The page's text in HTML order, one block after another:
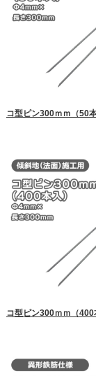
コ型ピン300ｍｍ（50本
コ型ピン300ｍｍ（400